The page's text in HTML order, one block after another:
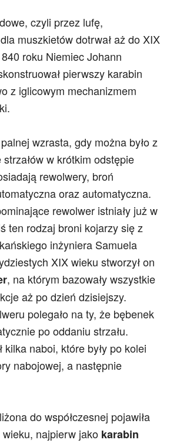
czyli przez lufę,
muszkietów dotrwał aż do XIX
roku Niemiec Johann
pierwszy karabin
z iglicowym mechanizmem
wzrasta, gdy można było z
w krótkim odstępie
rewolwery, broń
oraz automatyczna.
rewolwer istniały już w
ten rodzaj broni kojarzy się z
inżyniera Samuela
XIX wieku stworzył on
, na którym bazowały wszystkie
aż po dzień dzisiejszy.
polegało na ty, że bębenek
po oddaniu strzału.
kilka naboi, które były po kolei
nabojowej, a następnie
do współczesnej pojawiła
najpierw jako karabin